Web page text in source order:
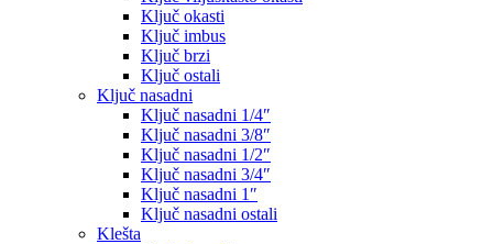
Ključ okasti
Ključ imbus
Ključ brzi
Ključ ostali
Ključ nasadni
Ključ nasadni 1/4″
Ključ nasadni 3/8″
Ključ nasadni 1/2″
Ključ nasadni 3/4″
Ključ nasadni 1″
Ključ nasadni ostali
Klešta